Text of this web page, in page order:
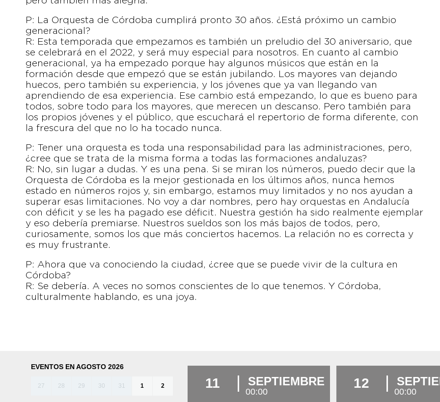
P: La Orquesta de Córdoba cumplirá pronto 30 años. ¿Está próximo un cambio
generacional?
R: Esta temporada que empezamos es también un preludio del 30 aniversario, que
se celebrará en el 2022, y será muy especial para nosotros. En cuanto al cambio
generacional, ya ha empezado porque hay algunos músicos que están en la
formación desde que empezó que se están jubilando. Los mayores van dejando
huecos, pero también su experiencia, y los jóvenes que ya van llegando van
aprendiendo de esa experiencia. Ese cambio está empezando, lo que es bueno para
todos, sobre todo para los mayores, que merecen un descanso. Pero también para
los propios jóvenes y el público, que escuchará el repertorio de forma diferente, con
la frescura del que no lo ha tocado nunca.
P: Tener una orquesta es toda una responsabilidad para las administraciones, pero,
¿cree que se trata de la misma forma a todas las formaciones andaluzas?
R: No, sin lugar a dudas. Y es una pena. Si se miran los números, puedo decir que la
Orquesta de Córdoba es la mejor gestionada en los últimos años, nunca hemos
estado en números rojos y, sin embargo, estamos muy limitados y no nos ayudan a
superar esas limitaciones. No voy a dar nombres, pero hay orquestas en Andalucía
con déficit y se les ha pagado ese déficit. Nuestra gestión ha sido realmente ejemplar
y eso debería premiarse. Nuestros sueldos son los más bajos de todos, pero,
curiosamente, somos los que más conciertos hacemos. La relación no es correcta y
es muy frustrante.
P: Ahora que va conociendo la ciudad, ¿cree que se puede vivir de la cultura en
Córdoba?
R: Se debería. A veces no somos conscientes de lo que tenemos. Y Córdoba,
culturalmente hablando, es una joya.
EVENTOS EN AGOSTO 2026
27 28 29 30 31 1 2 11 SEPTIEMBRE
00:00
12
00:00